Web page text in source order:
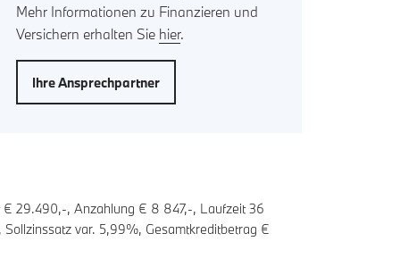
€ 29.490,-, Anzahlung € 8 847,-, Laufzeit36
Sollzinssatz var. 5,99%, Gesamtkreditbetrag €
Mehr Informationen zu Finanzieren und
Versichern erhalten Sie hier.
Ihre Ansprechpartner